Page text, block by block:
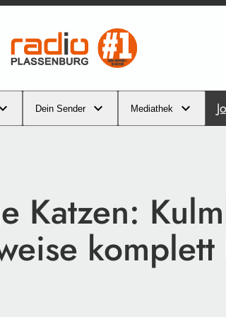
Dein Sender Mediathek
Katzen: